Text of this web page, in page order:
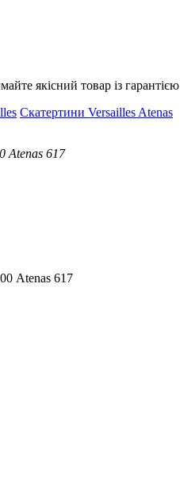
якісний товар із
Скатертини Versailles Atenas
Atenas 617